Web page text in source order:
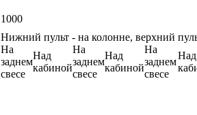
1000
Нижний пульт - на колонне, верхний
На
заднем
свесе
Над
кабиной
На
заднем
свесе
Над
кабиной
На
заднем
свесе
Над